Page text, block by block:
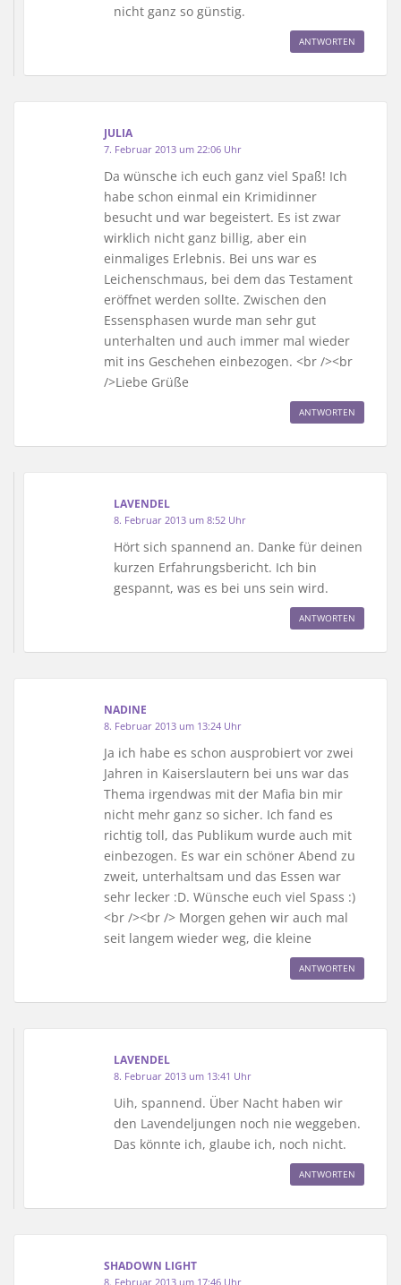
nicht ganz so günstig.
ANTWORTEN
JULIA
7. Februar 2013 um 22:06 Uhr
Da wünsche ich euch ganz viel Spaß! Ich
habe schon einmal ein Krimidinner
besucht und war begeistert. Es ist zwar
wirklich nicht ganz billig, aber ein
einmaliges Erlebnis. Bei uns war es
Leichenschmaus, bei dem das Testament
eröffnet werden sollte. Zwischen den
Essensphasen wurde man sehr gut
unterhalten und auch immer mal wieder
mit ins Geschehen einbezogen. <br /><br
/>Liebe Grüße
ANTWORTEN
LAVENDEL
8. Februar 2013 um 8:52 Uhr
Hört sich spannend an. Danke für deinen
kurzen Erfahrungsbericht. Ich bin
gespannt, was es bei uns sein wird.
ANTWORTEN
NADINE
8. Februar 2013 um 13:24 Uhr
Ja ich habe es schon ausprobiert vor zwei
Jahren in Kaiserslautern bei uns war das
Thema irgendwas mit der Mafia bin mir
nicht mehr ganz so sicher. Ich fand es
richtig toll, das Publikum wurde auch mit
einbezogen. Es war ein schöner Abend zu
zweit, unterhaltsam und das Essen war
sehr lecker :D. Wünsche euch viel Spass :)
<br /><br /> Morgen gehen wir auch mal
seit langem wieder weg, die kleine
ANTWORTEN
LAVENDEL
8. Februar 2013 um 13:41 Uhr
Uih, spannend. Über Nacht haben wir
den Lavendeljungen noch nie weggeben.
Das könnte ich, glaube ich, noch nicht.
ANTWORTEN
SHADOWN LIGHT
8. Februar 2013 um 17:46 Uhr